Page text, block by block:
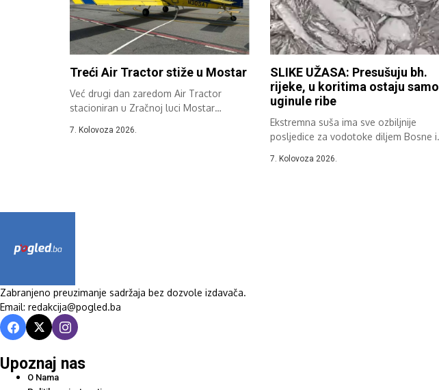
Treći Air Tractor stiže u Mostar
Već drugi dan zaredom Air Tractor
stacioniran u Zračnoj luci Mostar
7. Kolovoza 2026.
SLIKE UŽASA: Presušuju bh.
rijeke, u koritima ostaju samo
uginule ribe
Ekstremna suša ima sve ozbiljnije
posljedice za vodotoke diljem Bosne i
7. Kolovoza 2026.
Zabranjeno preuzimanje sadržaja bez dozvole izdavača.
Email: redakcija@pogled.ba
Upoznaj nas
O Nama